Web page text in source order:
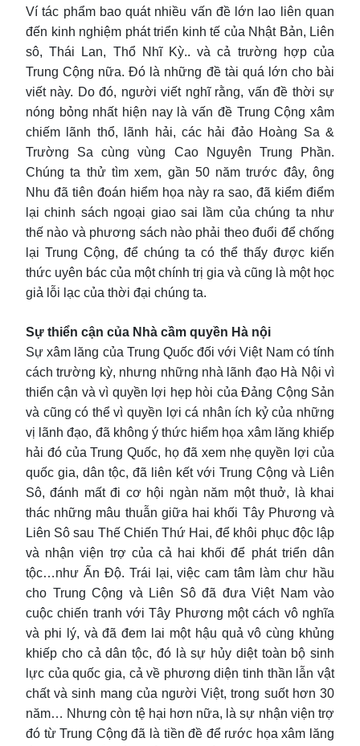
Ví tác phẩm bao quát nhiều vấn đề lớn lao liên quan
đến kinh nghiệm phát triển kinh tế của Nhật Bản, Liên
sô, Thái Lan, Thổ Nhĩ Kỳ.. và cả trường hợp của
Trung Cộng nữa. Đó là những đề tài quá lớn cho bài
viết này. Do đó, người viết nghĩ rằng, vấn đề thời sự
nóng bỏng nhất hiện nay là vấn đề Trung Cộng xâm
chiếm lãnh thổ, lãnh hải, các hải đảo Hoàng Sa &
Trường Sa cùng vùng Cao Nguyên Trung Phần.
Chúng ta thử tìm xem, gần 50 năm trước đây, ông
Nhu đã tiên đoán hiểm họa này ra sao, đã kiểm điểm
lại chinh sách ngoại giao sai lầm của chúng ta như
thế nào và phương sách nào phải theo đuổi để chống
lại Trung Cộng, để chúng ta có thể thấy được kiến
thức uyên bác của một chính trị gia và cũng là một học
giả lỗi lạc của thời đại chúng ta.
Sự thiển cận của Nhà cầm quyền Hà nội
Sự xâm lăng của Trung Quốc đối với Việt Nam có tính
cách trường kỳ, nhưng những nhà lãnh đạo Hà Nội vì
thiển cận và vì quyền lợi hẹp hòi của Đảng Cộng Sản
và cũng có thể vì quyền lợi cá nhân ích kỷ của những
vị lãnh đạo, đã không ý thức hiểm họa xâm lăng khiếp
hải đó của Trung Quốc, họ đã xem nhẹ quyền lợi của
quốc gia, dân tộc, đã liên kết với Trung Cộng và Liên
Sô, đánh mất đi cơ hội ngàn năm một thuở, là khai
thác những mâu thuẫn giữa hai khối Tây Phương và
Liên Sô sau Thế Chiến Thứ Hai, để khôi phục độc lập
và nhận viện trợ của cả hai khối để phát triển dân
tộc…như Ấn Độ. Trái lại, việc cam tâm làm chư hầu
cho Trung Cộng và Liên Sô đã đưa Việt Nam vào
cuộc chiến tranh với Tây Phương một cách vô nghĩa
và phi lý, và đã đem lai một hậu quả vô cùng khủng
khiếp cho cả dân tộc, đó là sự hủy diệt toàn bộ sinh
lực của quốc gia, cả về phương diện tinh thần lẫn vật
chất và sinh mang của người Việt, trong suốt hơn 30
năm… Nhưng còn tệ hại hơn nữa, là sự nhận viện trợ
đó từ Trung Cộng đã là tiền đề để rước họa xâm lăng